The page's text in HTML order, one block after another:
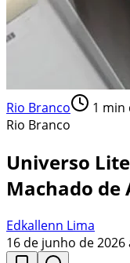
Rio Branco 1 min
Rio Branco
Universo
Machado de
Edkallenn Lima
16 de junho de 2026